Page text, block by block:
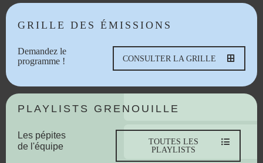
GRILLE DES ÉMISSIONS
Demandez le
programme !
CONSULTER LA GRILLE
PLAYLISTS GRENOUILLE
Les pépites
de l'équipe
TOUTES LES
PLAYLISTS